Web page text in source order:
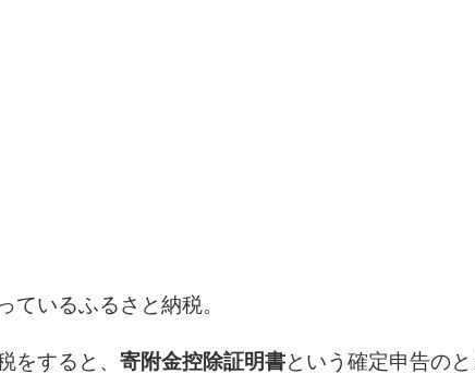
ているふるさと納税。
をすると、 寄附金控除証明書という確定申告の